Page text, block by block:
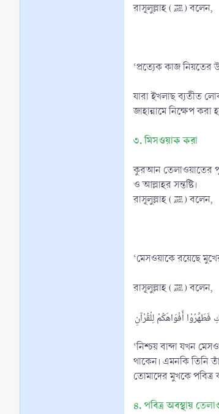
রাসূলুল্লাহ (ﷺ) বলেন,
‘প্রত্যেক কাজ নিয়তের
যারা ইখলাছ ব্যতীত
জাহান্নামে নিক্ষেপ করা
৩. মিসওয়াক করা
কুরআন তেলাওয়াতের
ও আল্লাহর সন্তষ্টি।
রাসূলুল্লাহ (ﷺ) বলেন,
‘মেসওয়াকে রয়েছে
রাসূলুল্লাহ (ﷺ) বলেন,
‘নিশ্চয় বান্দা যখন
থাকেন। এমনকি তিনি
তোমাদের মুখকে পবিত্র
৪. পবিত্র অবস্থায়